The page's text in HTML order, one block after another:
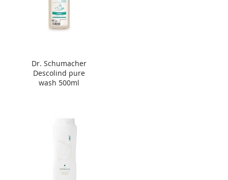
Dr. Schumacher
Descolind pure
wash 500ml